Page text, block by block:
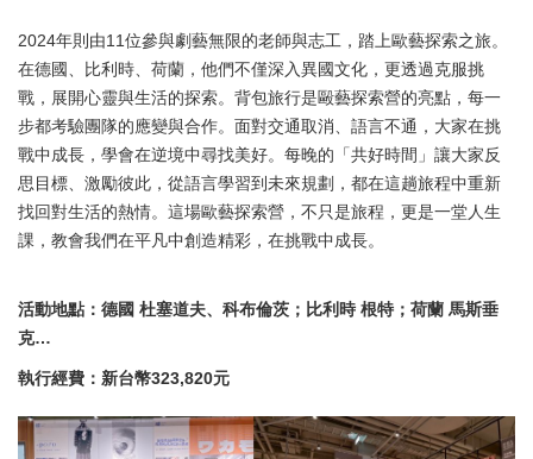
2024年則由11位參與劇藝無限的老師與志工，踏上歐藝探索之旅。
在德國、比利時、荷蘭，他們不僅深入異國文化，更透過克服挑
戰，展開心靈與生活的探索。背包旅行是毆藝探索營的亮點，每一
步都考驗團隊的應變與合作。面對交通取消、語言不通，大家在挑
戰中成長，學會在逆境中尋找美好。每晚的「共好時間」讓大家反
思目標、激勵彼此，從語言學習到未來規劃，都在這趟旅程中重新
找回對生活的熱情。這場歐藝探索營，不只是旅程，更是一堂人生
課，教會我們在平凡中創造精彩，在挑戰中成長。
活動地點：德國 杜塞道夫、科布倫茨；比利時 根特；荷蘭 馬斯垂
克…
執行經費：新台幣323,820元